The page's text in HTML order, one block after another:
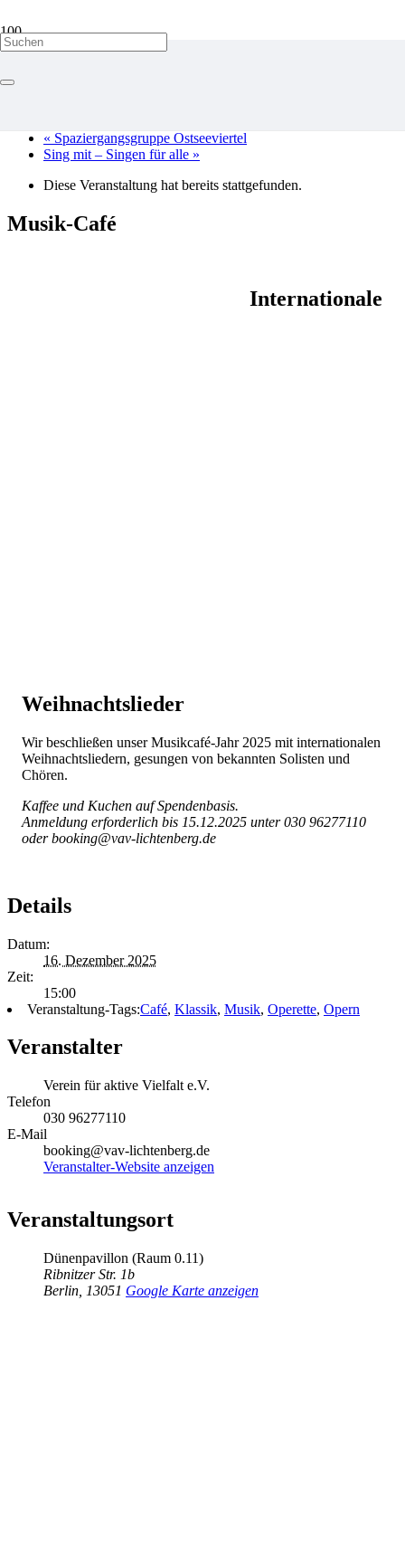
« Spaziergangsgruppe Ostseeviertel
Sing mit – Singen für alle »
Diese Veranstaltung hat bereits stattgefunden.
Musik-Café
Internationale
Weihnachtslieder
Wir beschließen unser Musikcafé-Jahr 2025 mit internationalen
Weihnachtsliedern, gesungen von bekannten Solisten und
Chören.
Kaffee und Kuchen auf Spendenbasis.
Anmeldung erforderlich bis 15.12.2025 unter 030 96277110
oder booking@vav-lichtenberg.de
Details
Datum:
16. Dezember 2025
Zeit:
15:00
Veranstaltung-Tags:Café, Klassik, Musik, Operette, Opern
Veranstalter
Verein für aktive Vielfalt e.V.
Telefon
030 96277110
E-Mail
booking@vav-lichtenberg.de
Veranstalter-Website anzeigen
Veranstaltungsort
Dünenpavillon (Raum 0.11)
Ribnitzer Str. 1b
Berlin 13051 Google Karte anzeigen